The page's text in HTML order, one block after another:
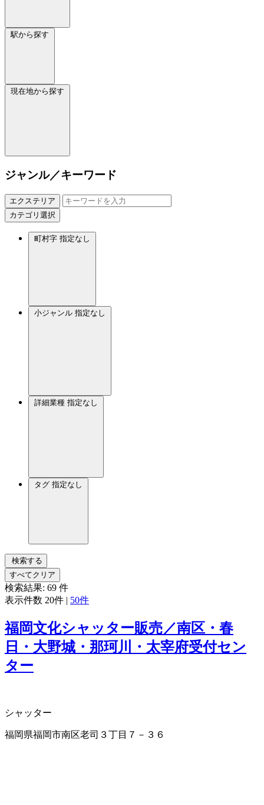
駅から探す
現在地から探す
ジャンル／キーワード
エクステリア
カテゴリ選択
町村字 指定なし
小ジャンル 指定なし
詳細業種 指定なし
タグ 指定なし
検索する
すべてクリア
検索結果: 69 件
表示件数 20件 | 50件
福岡文化シャッター販売／南区・春
日・大野城・那珂川・太宰府受付セン
ター
シャッター
福岡県福岡市南区老司３丁目７－３６